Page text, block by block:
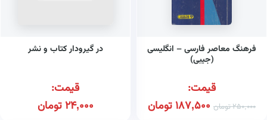
فرهنگ معاصر فارسی – انگلیسی
(جیبی)
قیمت:
250,000تومان 187,500تومان
در گیرودار کتاب و نشر
قیمت:
24,000تومان